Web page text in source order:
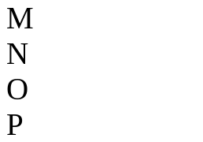
M
N
O
P